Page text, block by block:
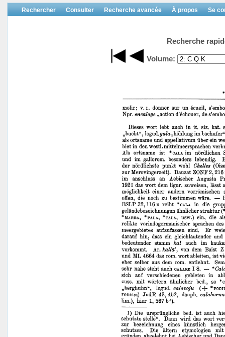
Rechercher Consulter Recherche avancée À propos Se
Recherche
Volume: